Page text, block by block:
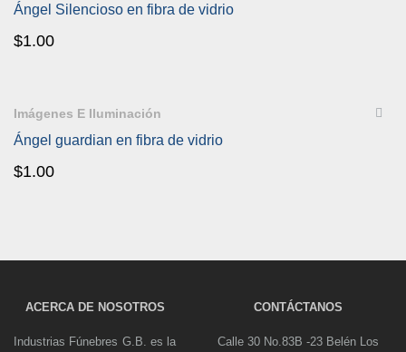
Ángel Silencioso en fibra de vidrio
$1.00
Imágenes E Iluminación
Ángel guardian en fibra de vidrio
$1.00
ACERCA DE NOSOTROS
Industrias Fúnebres G.B. es la
CONTÁCTANOS
Calle 30 No.83B -23 Belén Los